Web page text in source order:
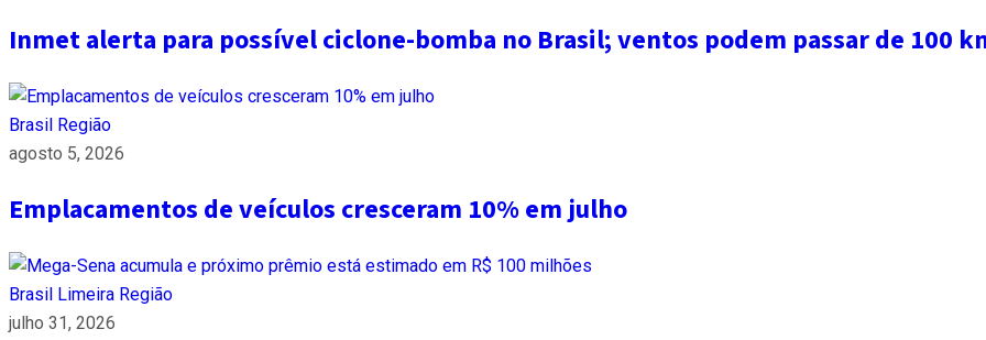
Inmet alerta para possível ciclone-bomba no Brasil; ventos podem passar de 100
Brasil Região
agosto 5, 2026
Emplacamentos de veículos cresceram 10% em julho
Brasil Limeira Região
julho 31, 2026